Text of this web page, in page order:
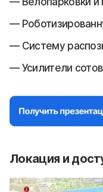
Систему
Усилители
Локация и